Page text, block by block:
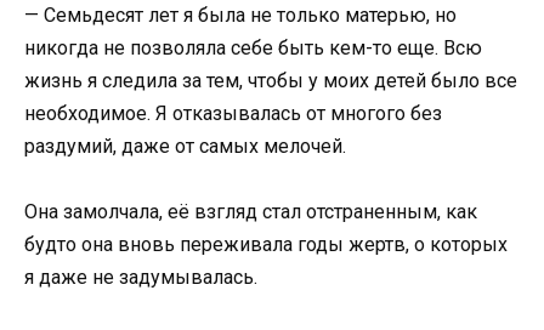
— Семьдесят лет я была не только матерью, но
никогда не позволяла себе быть кем-то еще. Всю
жизнь я следила за тем, чтобы у моих детей было все
необходимое. Я отказывалась от многого без
раздумий, даже от самых мелочей.
Она замолчала, её взгляд стал отстраненным, как
будто она вновь переживала годы жертв, о которых
я даже не задумывалась.